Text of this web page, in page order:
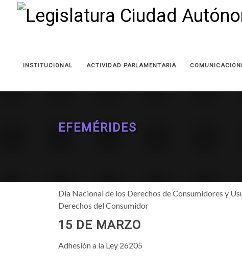
INSTITUCIONAL ACTIVIDAD PARLAMENTARIA
EFEMÉRIDES
Día Nacional de los Derechos de Consumidores y
Derechos del Consumidor
15 DE MARZO
Adhesión a la Ley 26205